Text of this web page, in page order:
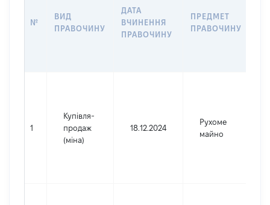
№
ВИД
ПРАВОЧИНУ
ДАТА
ВЧИНЕННЯ
ПРАВОЧИНУ
ПРЕДМЕТ
ПРАВОЧИНУ
1
Купівля-
продаж
(міна)
18.12.2024
Рухоме
майно